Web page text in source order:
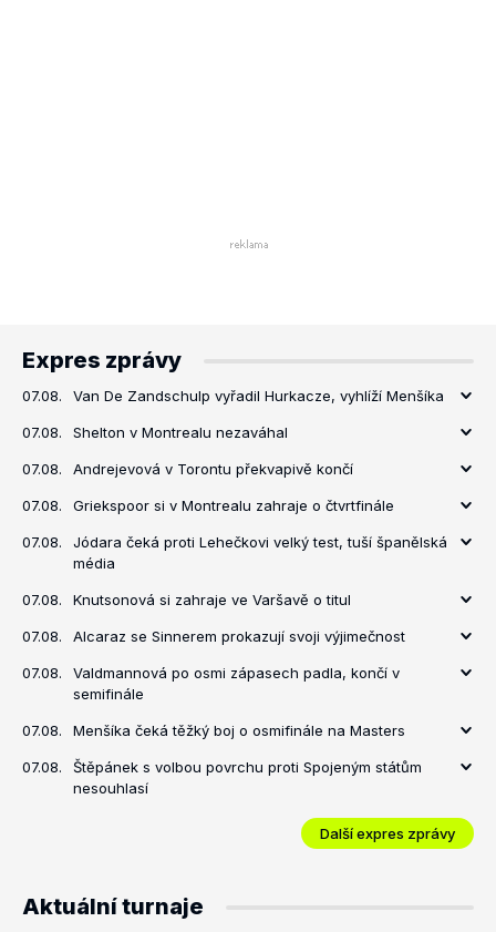
Expres zprávy
07.08. Van De Zandschulp vyřadil Hurkacze, vyhlíží Menšíka
07.08. Shelton v Montrealu nezaváhal
07.08. Andrejevová v Torontu překvapivě končí
07.08. Griekspoor si v Montrealu zahraje o čtvrtfinále
07.08.
Jódara čeká proti Lehečkovi velký test, tuší španělská
média
07.08. Knutsonová si zahraje ve Varšavě o titul
07.08. Alcaraz se Sinnerem prokazují svoji výjimečnost
07.08.
Valdmannová po osmi zápasech padla, končí v
semifinále
07.08. Menšíka čeká těžký boj o osmifinále na Masters
07.08.
Štěpánek s volbou povrchu proti Spojeným státům
nesouhlasí
Další expres zprávy
Aktuální turnaje